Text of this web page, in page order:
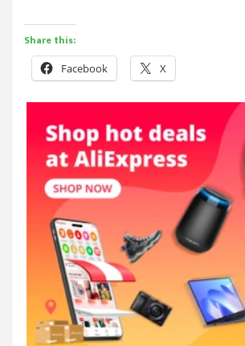
Share this:
Facebook X